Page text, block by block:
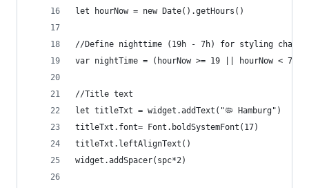
let hourNow = new Date().getHours()
//Define nighttime (19h - 7h) for styling
var nightTime = (hourNow >= 19 || hourNow < 7)
//Title text
let titleTxt = widget.addText("🦠 Hamburg")
titleTxt.font= Font.boldSystemFont(17)
titleTxt.leftAlignText()
widget.addSpacer(spc*2)